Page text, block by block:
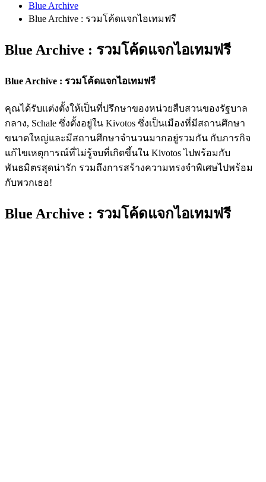
Blue Archive
Blue Archive : รวมโค้ดแจกไอเทมฟรี
Blue Archive : รวมโค้ดแจกไอเทมฟรี
Blue Archive : รวมโค้ดแจกไอเทมฟรี
คุณได้รับแต่งตั้งให้เป็นที่ปรึกษาของหน่วยสืบสวนของรัฐบาล
กลาง, Schale ซึ่งตั้งอยู่ใน Kivotos ซึ่งเป็นเมืองที่มีสถานศึกษา
ขนาดใหญ่และมีสถานศึกษาจำนวนมากอยู่รวมกัน กับภารกิจ
แก้ไขเหตุการณ์ที่ไม่รู้จบที่เกิดขึ้นใน Kivotos ไปพร้อมกับ
พันธมิตรสุดน่ารัก รวมถึงการสร้างความทรงจำพิเศษไปพร้อม
กับพวกเธอ!
Blue Archive : รวมโค้ดแจกไอเทมฟรี